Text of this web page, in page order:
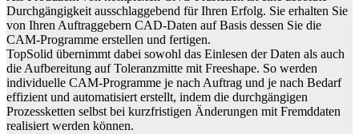
Durchgängigkeit ausschlaggebend für Ihren Erfolg. Sie erhalten Sie
von Ihren Auftraggebern CAD-Daten auf Basis dessen Sie die
CAM-Programme erstellen und fertigen.
TopSolid übernimmt dabei sowohl das Einlesen der Daten als auch
die Aufbereitung auf Toleranzmitte mit Freeshape. So werden
individuelle CAM-Programme je nach Auftrag und je nach Bedarf
effizient und automatisiert erstellt, indem die durchgängigen
Prozessketten selbst bei kurzfristigen Änderungen mit Fremddaten
realisiert werden können.